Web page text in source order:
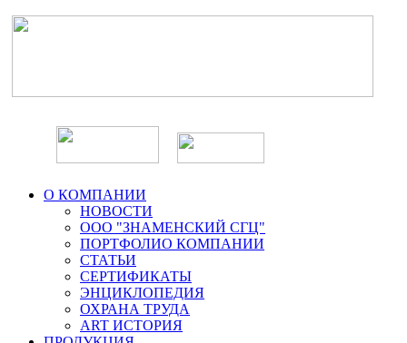
О КОМПАНИИ
НОВОСТИ
ООО "ЗНАМЕНСКИЙ СГЦ"
ПОРТФОЛИО КОМПАНИИ
СТАТЬИ
СЕРТИФИКАТЫ
ЭНЦИКЛОПЕДИЯ
ОХРАНА ТРУДА
ART ИСТОРИЯ